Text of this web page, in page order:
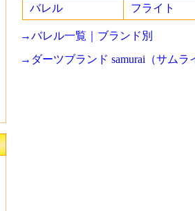
バレル
フライト
→バレル一覧｜ブランド別
→ダーツブランド samurai（サムラ